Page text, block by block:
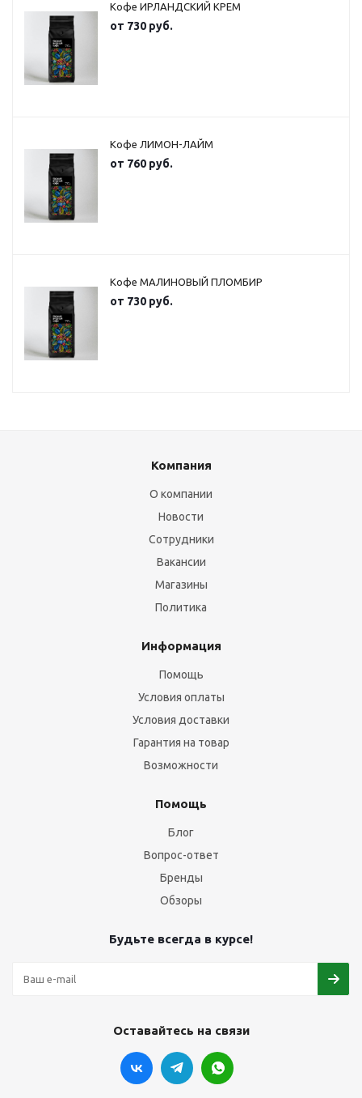
Кофе ИРЛАНДСКИЙ КРЕМ
от 730 руб.
Кофе ЛИМОН-ЛАЙМ
от 760 руб.
Кофе МАЛИНОВЫЙ ПЛОМБИР
от 730 руб.
Компания
О компании
Новости
Сотрудники
Вакансии
Магазины
Политика
Информация
Помощь
Условия оплаты
Условия доставки
Гарантия на товар
Возможности
Помощь
Блог
Вопрос-ответ
Бренды
Обзоры
Будьте всегда в курсе!
Оставайтесь на связи